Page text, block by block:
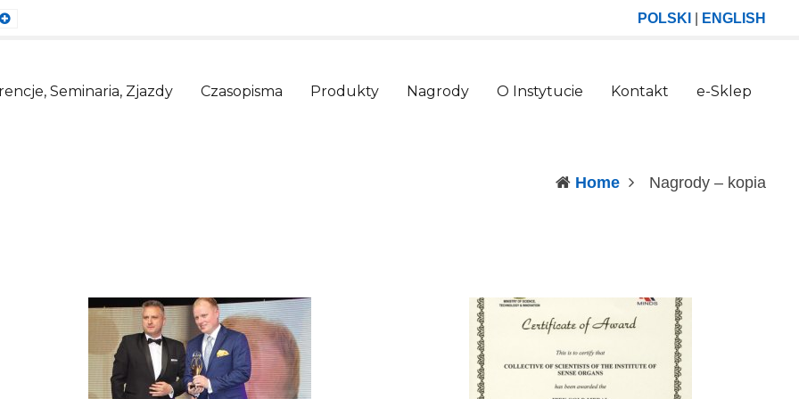
Larger
POLSKI | ENGLISH
Seminaria, Zjazdy Czasopisma Produkty Nagrody O Instytucie Kontakt e-Sklep
Home Nagrody – kopia